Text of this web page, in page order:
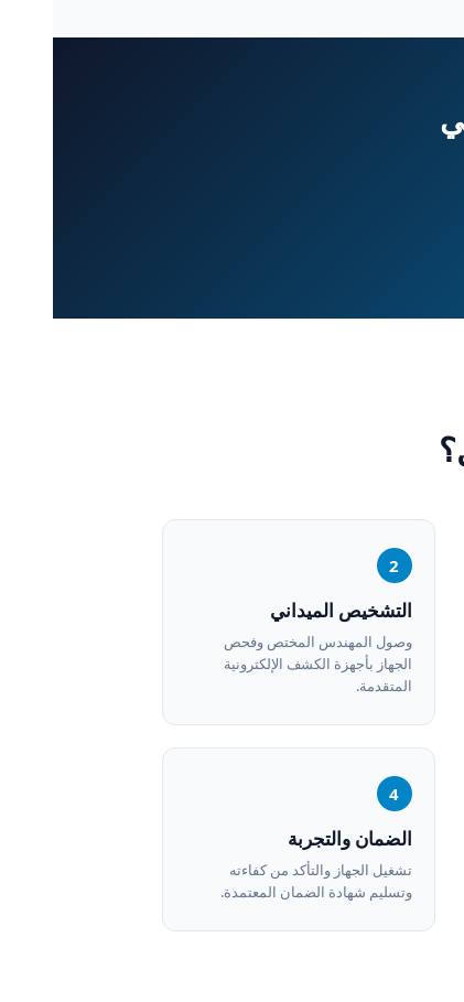
2
التشخيص الميداني
وصول المهندس المختص وفحص
الجهاز بأجهزة الكشف الإلكترونية
المتقدمة.
4
الضمان والتجربة
تشغيل الجهاز والتأكد من كفاءته
وتسليم شهادة الضمان المعتمدة.